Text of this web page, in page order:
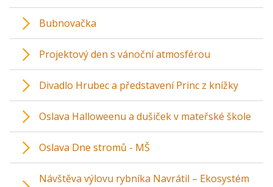
Bubnovačka
Projektový den s vánoční atmosférou
Divadlo Hrubec a představení Princ z knížky
Oslava Halloweenu a dušiček v mateřské škole
Oslava Dne stromů - MŠ
Návštěva výlovu rybníka Navrátil – Ekosystém